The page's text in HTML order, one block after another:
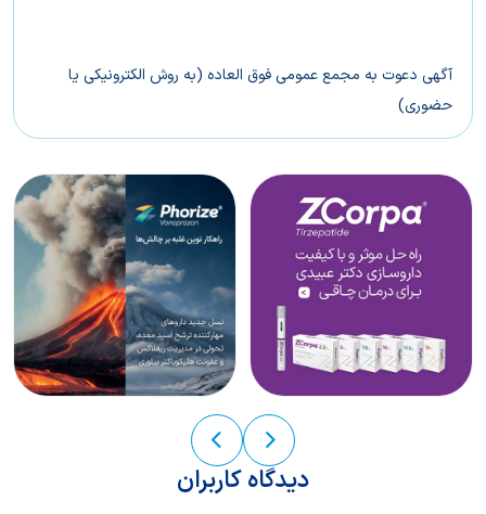
آگهی دعوت به مجمع عمومی فوق العاده (به روش الکترونیکی یا
حضوری)
دیدگاه کاربران